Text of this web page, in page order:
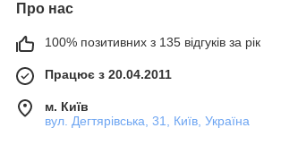
Про нас
100% позитивних з 135 відгуків за рік
Працює з 20.04.2011
м. Київ
вул. Дегтярівська, 31, Київ, Україна